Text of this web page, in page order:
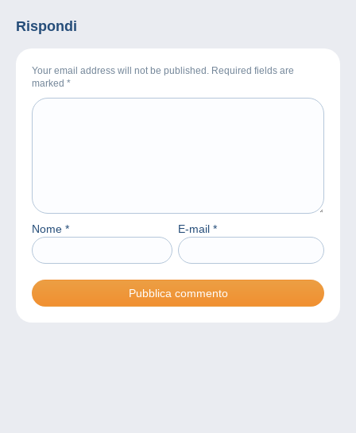
Rispondi
Your email address will not be published. Required fields are
marked *
Nome * E-mail *